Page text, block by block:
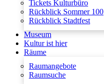
Tickets Kulturbüro
Rückblick Sommer 100
Rückblick Stadtfest
Museum
Kultur ist hier
Räume
Raumangebote
Raumsuche